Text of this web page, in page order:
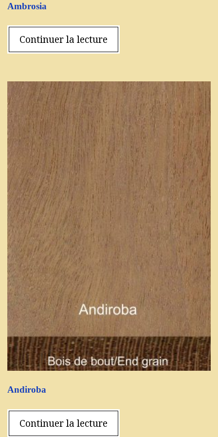
Ambrosia
Continuer la lecture
Andiroba
Continuer la lecture